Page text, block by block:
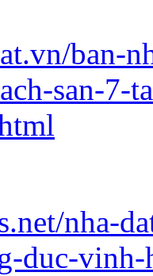
ban-
san-7-
nha-
duc-vinh-